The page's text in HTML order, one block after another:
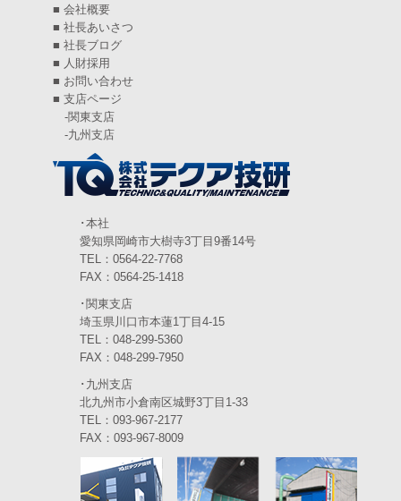
2024年7月(6)
2024年6月(4)
2024年5月(5)
2024年4月(5)
(6)
2024年2月(4)
(6)
2023年12月(3)
2023年10月(3)
2023年9月(4)
(3)
2023年7月(5)
(5)
■ 会社概要
■ 社長あいさつ
■ 社長ブログ
■ 人財採用
■ お問い合わせ
■ 支店ページ
-関東支店
-九州支店
･本社
愛知県岡崎市大樹寺3丁目9番14号
TEL：0564-22-7768
FAX：0564-25-1418
･関東支店
埼玉県川口市本蓮1丁目4-15
TEL：048-299-5360
FAX：048-299-7950
･九州支店
北九州市小倉南区城野3丁目1-33
TEL：093-967-2177
FAX：093-967-8009